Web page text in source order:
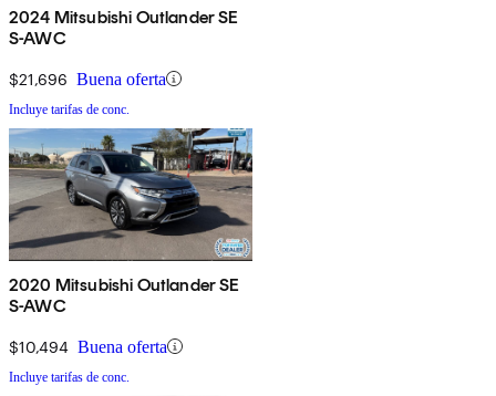
2024 Mitsubishi Outlander SE
S-AWC
$21,696 Buena oferta
Incluye tarifas de conc.
2020 Mitsubishi Outlander SE
S-AWC
$10,494 Buena oferta
Incluye tarifas de conc.